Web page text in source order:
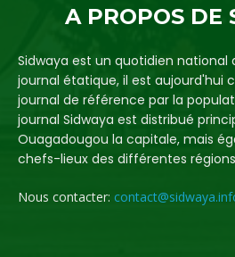
A PROPOS DE
Sidwaya est un quotidien national
journal étatique, il est aujourd'hui
journal de référence par la
journal Sidwaya est distribué
Ouagadougou la capitale, mais
chefs-lieux des différentes régions
Nous contacter: